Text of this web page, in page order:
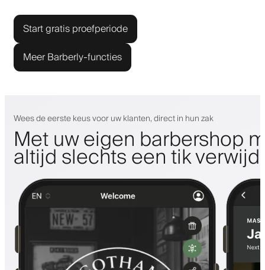
Start gratis proefperiode
Meer Barberly-functies
Wees de eerste keus voor uw klanten, direct in hun zak
Met uw eigen barbershop
altijd slechts een tik